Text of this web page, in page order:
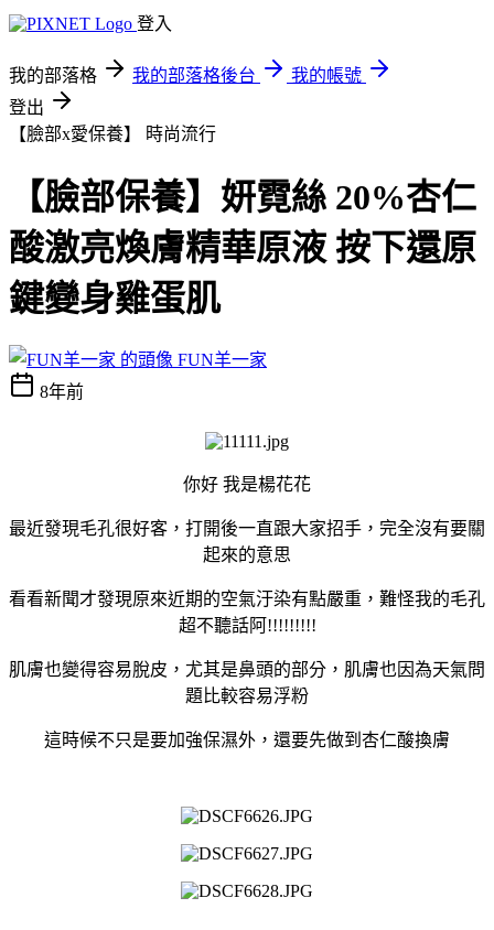
登入
我的部落格 我的部落格後台
我的帳號
登出
【臉部x愛保養】
時尚流行
【臉部保養】妍霓絲 20%杏仁
酸激亮煥膚精華原液 按下還原
鍵變身雞蛋肌
FUN羊一家
8年前
你好 我是楊花花
最近發現毛孔很好客，打開後一直跟大家招手，完全沒有要關
起來的意思
看看新聞才發現原來近期的空氣汙染有點嚴重，難怪我的毛孔
超不聽話阿!!!!!!!!!
肌膚也變得容易脫皮，尤其是鼻頭的部分，肌膚也因為天氣問
題比較容易浮粉
這時候不只是要加強保濕外，還要先做到杏仁酸換膚